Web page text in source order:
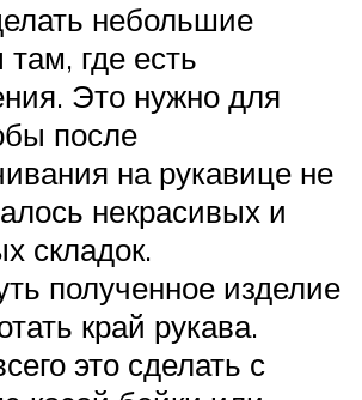
небольшие
где есть
Это нужно для
после
на рукавице не
некрасивых и
складок.
полученное изделие
край рукава.
это сделать с